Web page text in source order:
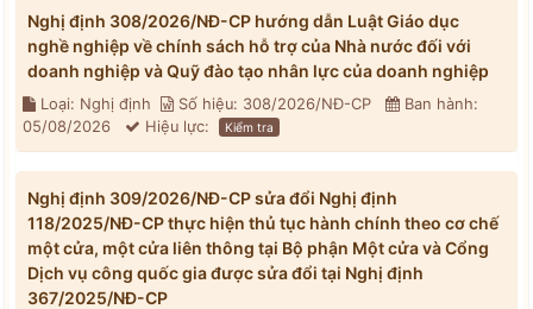
Nghị định 308/2026/NĐ-CP hướng dẫn Luật Giáo dục
nghề nghiệp về chính sách hỗ trợ của Nhà nước đối với
doanh nghiệp và Quỹ đào tạo nhân lực của doanh nghiệp
Loại: Nghị định Số hiệu: 308/2026/NĐ-CP
Ban hành:
05/08/2026
Hiệu lực: Kiểm tra
Nghị định 309/2026/NĐ-CP sửa đổi Nghị định
118/2025/NĐ-CP thực hiện thủ tục hành chính theo cơ chế
một cửa, một cửa liên thông tại Bộ phận Một cửa và Cổng
Dịch vụ công quốc gia được sửa đổi tại Nghị định
367/2025/NĐ-CP